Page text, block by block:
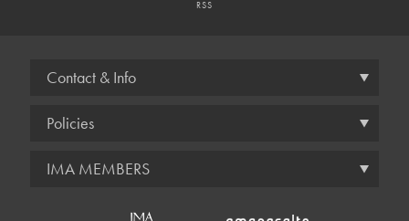
RSS
Contact & Info
Policies
IMA MEMBERS